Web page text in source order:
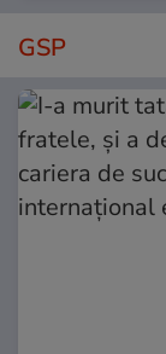
GSP